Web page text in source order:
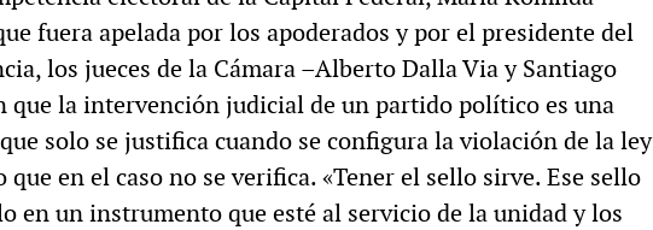
fuera apelada por los apoderados y por el presidente del
los jueces de la Cámara –Alberto Dalla Via y Santiago
que la intervención judicial de un partido político es una
solo se justifica cuando se configura la violación de la ley
en el caso no se verifica. «Tener el sello sirve. Ese sello
en un instrumento que esté al servicio de la unidad y los